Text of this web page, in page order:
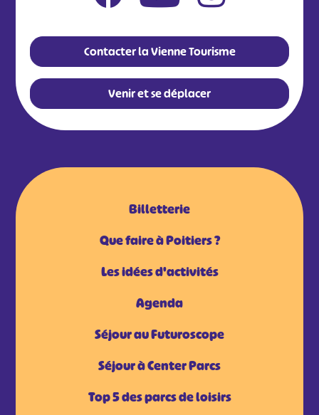
Contacter la Vienne Tourisme
Venir et se déplacer
Billetterie
Que faire à Poitiers ?
Les idées d'activités
Agenda
Séjour au Futuroscope
Séjour à Center Parcs
Top 5 des parcs de loisirs
# # #
#
#
#